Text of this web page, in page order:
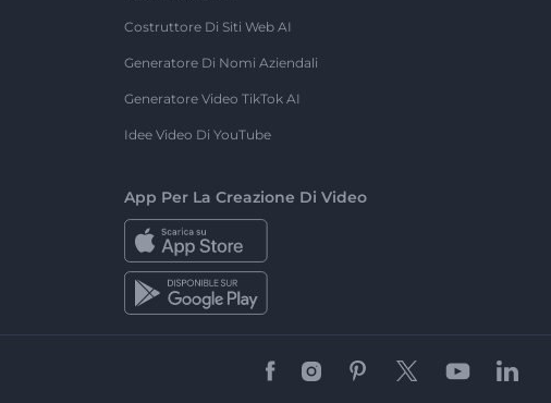
Costruttore Di Siti Web AI
Generatore Di Nomi Aziendali
Generatore Video TikTok AI
Idee Video Di YouTube
App Per La Creazione Di Video